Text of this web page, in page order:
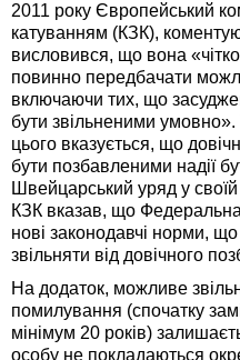
2011 року Європейський
катуванням (КЗК),
висловився, що вона
повинно передбачати
включаючи тих, що
бути звільненими
цього вказується, що
бути позбавленими надії
Швейцарський уряд у
КЗК вказав, що
нові законодавчі норми,
звільняти від довічного
На додаток, можливе
помилування (спочатку
мінімум 20 років)
особу не покладаються